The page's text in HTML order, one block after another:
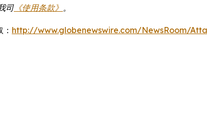
司《使用条款》 。
http://www.globenewswire.com/NewsRoom/